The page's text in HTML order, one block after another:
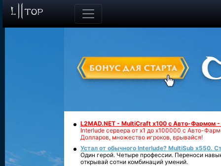
L2MAD.NET - MultiCraft x100 с Авто-Фармом
Interlude сервера от х1 до х100000 с Авто-
Долларов, множество игроков, врывайся!
Устал от обычного Interlude? MultiSub x550.
Один герой. Четыре профессии. Переноси
открывай сотни комбинаций умений.